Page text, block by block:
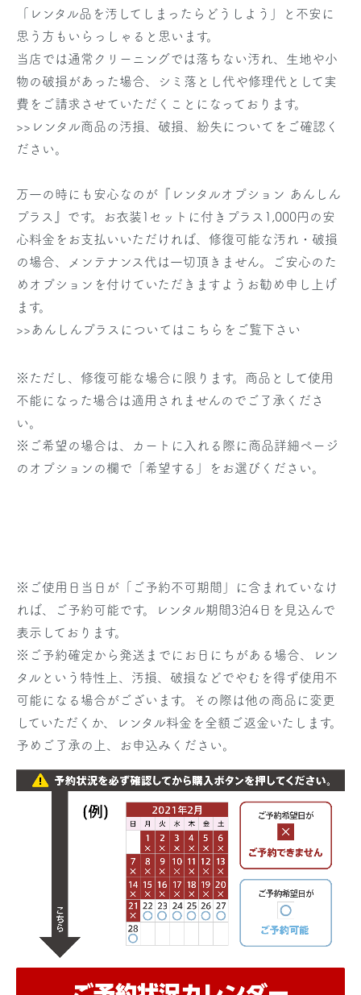
「レンタル品を汚してしまったらどうしよう」と不安に
思う方もいらっしゃると思います。
当店では通常クリーニングでは落ちない汚れ、生地や小
物の破損があった場合、シミ落とし代や修理代として実
費をご請求させていただくことになっております。
>>レンタル商品の汚損、破損、紛失についてをご確認く
ださい。
万一の時にも安心なのが『レンタルオプション あんしん
プラス』です。お衣装1セットに付きプラス1,000円の安
心料金をお支払いいただければ、修復可能な汚れ・破損
の場合、メンテナンス代は一切頂きません。ご安心のた
めオプションを付けていただきますようお勧め申し上げ
ます。
>>あんしんプラスについてはこちらをご覧下さい
※ただし、修復可能な場合に限ります。商品として使用
不能になった場合は適用されませんのでご了承くださ
い。
※ご希望の場合は、カートに入れる際に商品詳細ページ
のオプションの欄で「希望する」をお選びください。
※ ご使用日当日 が「ご予約不可期間」に含まれていなけ
れば、ご予約可能です。レンタル期間3泊4日を見込んで
表示しております。
※ご予約確定から発送までにお日にちがある場合、レン
タルという特性上、汚損、破損などでやむを得ず使用不
可能になる場合がございます。その際は他の商品に変更
していただくか、レンタル料金を全額ご返金いたします。
予めご了承の上、お申込みください。